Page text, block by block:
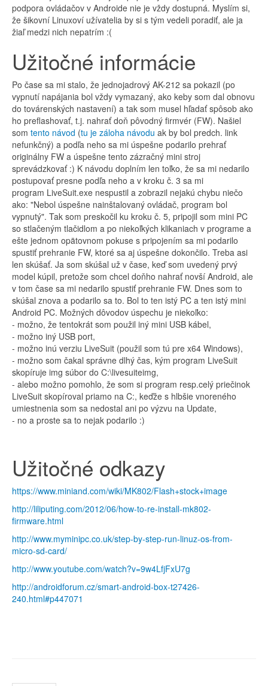
podpora ovládačov v Androide nie je vždy dostupná. Myslím si,
že šikovní Linuxoví užívatelia by si s tým vedeli poradiť, ale ja
žiaľ medzi nich nepatrím :(
Užitočné informácie
Po čase sa mi stalo, že jednojadrový AK-212 sa pokazil (po
vypnutí napájania bol vždy vymazaný, ako keby som dal obnovu
do továrenských nastavení) a tak som musel hľadať spôsob ako
ho preflashovať, t.j. nahrať doň pôvodný firmvér (FW). Našiel
som tento návod (tu je záloha návodu ak by bol predch. link
nefunkčný) a podľa neho sa mi úspešne podarilo prehrať
originálny FW a úspešne tento zázračný mini stroj
sprevádzkovať :) K návodu doplním len toľko, že sa mi nedarilo
postupovať presne podľa neho a v kroku č. 3 sa mi
program LiveSuit.exe nespustil a zobrazil nejakú chybu niečo
ako: "Nebol úspešne nainštalovaný ovládač, program bol
vypnutý". Tak som preskočil ku kroku č. 5, pripojil som mini PC
so stlačeným tlačidlom a po niekoľkých klikaniach v programe a
ešte jednom opätovnom pokuse s pripojením sa mi podarilo
spustiť prehranie FW, ktoré sa aj úspešne dokončilo. Treba asi
len skúšať. Ja som skúšal už v čase, keď som uvedený prvý
model kúpil, pretože som chcel doňho nahrať novší Android, ale
v tom čase sa mi nedarilo spustiť prehranie FW. Dnes som to
skúšal znova a podarilo sa to. Bol to ten istý PC a ten istý mini
Android PC. Možných dôvodov úspechu je niekoľko:
- možno, že tentokrát som použil iný mini USB kábel,
- možno iný USB port,
- možno inú verziu LiveSuit (použil som tú pre x64 Windows),
- možno som čakal správne dlhý čas, kým program LiveSuit
skopíruje img súbor do C:\livesuiteimg,
- alebo možno pomohlo, že som si program resp.celý priečinok
LiveSuit skopíroval priamo na C:, keďže s hlbšie vnoreného
umiestnenia som sa nedostal ani po výzvu na Update,
- no a proste sa to nejak podarilo :)
Užitočné odkazy
https://www.miniand.com/wiki/MK802/Flash+stock+image
http://liliputing.com/2012/06/how-to-re-install-mk802-
firmware.html
http://www.myminipc.co.uk/step-by-step-run-linuz-os-from-
micro-sd-card/
http://www.youtube.com/watch?v=9w4LfjFxU7g
http://androidforum.cz/smart-android-box-t27426-
240.html#p447071